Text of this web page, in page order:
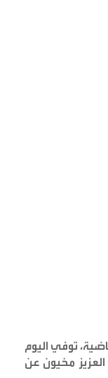
توفي اليوم
مخيون عن